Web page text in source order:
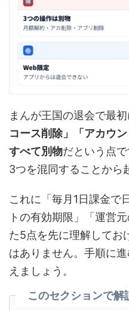
まんが王国の退会で最初
コース削除」「アカウ
すべて別物だという点
3つを混同することから
これに「毎月1日課金で
トの有効期限」「運営
た5点を先に理解してお
はありません。手順に
えましょう。
このセクションで解